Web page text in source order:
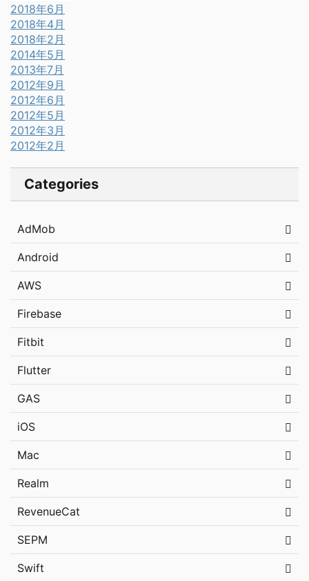
2018年6月
2018年4月
2018年2月
2014年5月
2013年7月
2012年9月
2012年6月
2012年5月
2012年3月
2012年2月
Categories
AdMob
Android
AWS
Firebase
Fitbit
Flutter
GAS
iOS
Mac
Realm
RevenueCat
SEPM
Swift